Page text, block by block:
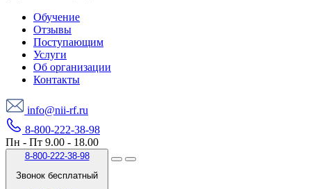
Обучение
Отзывы
Поступающим
Услуги
Об организации
Контакты
info@nii-rf.ru
8-800-222-38-98
Пн - Пт 9.00 - 18.00
8-800-222-38-98
Звонок бесплатный